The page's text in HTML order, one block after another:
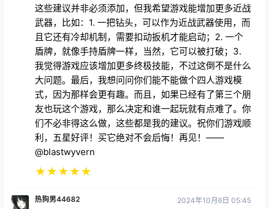
这些建议并非必须添加，但我希望游戏能增加更多近战
武器，比如：1. 一把钻头，可以作为近战武器使用，而
且它还有冷却机制，需要扣动扳机才能启动；2. 一个
盾牌，就像手持盾牌一样，当然，它可以被打破；3.
我觉得游戏应该增加更多终极技能，不过这倒不是什么
大问题。最后，我想问问你们能不能做个四人游戏模
式，因为那样会更有趣。而且，如果已经有了第三个朋
友也玩这个游戏，那么决定和谁一起玩就有点难了。你
们不必非得这么做，这些都是我的建议。祝你们游戏顺
利，五星好评！买它绝对不会后悔！再见！——
@blastwyvern
★★★★★
热狗男44682 2024年10月6日 05:45